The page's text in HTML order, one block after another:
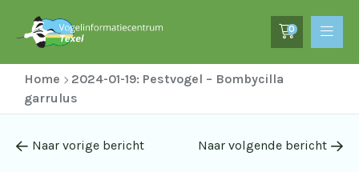
0
Home
2024-01-19: Pestvogel – Bombycilla
garrulus
Naar vorige bericht Naar volgende bericht